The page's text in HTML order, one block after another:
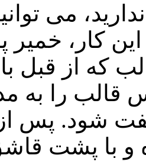
می توانید
کار، خمیر
که از قبل
سفت شود. پس